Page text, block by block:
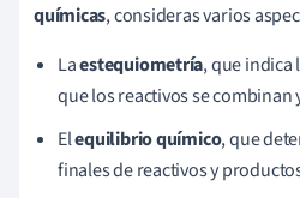
químicas, consideras varios
Laestequiometría, que indica
que los reactivos se
Elequilibrio químico, que
finales de reactivos y